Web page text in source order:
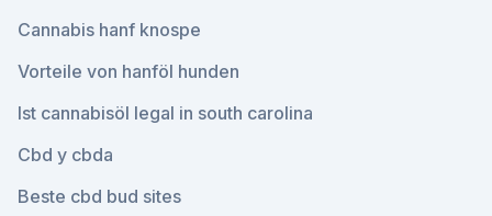
Cannabis hanf knospe
Vorteile von hanföl hunden
Ist cannabisöl legal in south carolina
Cbd y cbda
Beste cbd bud sites